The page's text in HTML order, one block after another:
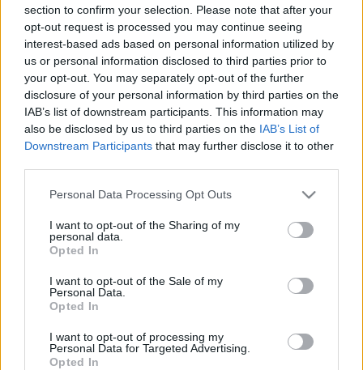
section to confirm your selection. Please note that after your
opt-out request is processed you may continue seeing
interest-based ads based on personal information utilized by
us or personal information disclosed to third parties prior to
your opt-out. You may separately opt-out of the further
disclosure of your personal information by third parties on the
IAB’s list of downstream participants. This information may
also be disclosed by us to third parties on the IAB’s List of
Downstream Participants that may further disclose it to other
Please note that this website/app uses one or more Google
not limited to your visit or usage behaviour. You may click to
grant or deny consent to Google and its third-party tags to
use your data for below specified purposes in below Google
consent section.
Personal Data Processing Opt Outs
I want to opt-out of the Sharing of my
personal data.
Opted In
I want to opt-out of the Sale of my
Personal Data.
Opted In
I want to opt-out of processing my
Personal Data for Targeted Advertising.
Opted In
LEGFRISSEBB
Országos hírek
Megérkezett az eső a Duna vízgyűjtőjére
Aktuális
Paks II.: Mit jelent az 5. blokk új
árnyékában?
másodfokúra csökken a riasztás